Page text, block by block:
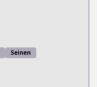
Seinen